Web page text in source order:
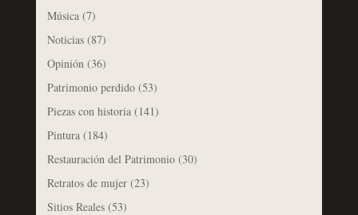
Música(7)
Noticias(87)
Opinión (36)
Patrimonio perdido(53)
Piezas con historia(141)
Pintura(184)
Restauración del Patrimonio(30)
Retratos de mujer(23)
Sitios Reales(53)